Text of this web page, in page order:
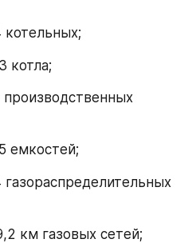
котла;
емкостей;
км газовых сетей;